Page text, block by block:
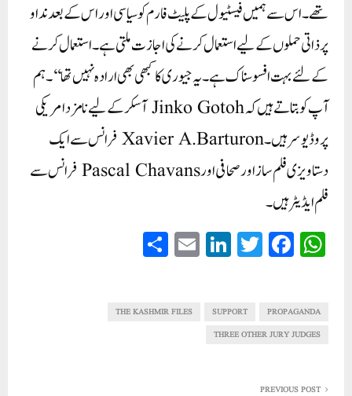
تھے۔ اس سے ہمیں فیسٹیول کے پلیٹ فارم کو سیاسی اور اس کے بعد نداو
پر ذاتی حملوں کے لیے استعمال کرنے کی اجازت ملتی ہے۔ استعمال کرنے
کے لئے بہت افسوسناک ہے۔ یہ جیوری کا کبھی بھی ارادہ نہیں تھا‘‘۔ہم
آپ کو بتاتے ہیں کہ Jinko Gotoh آسکر کے لیے نامزد امریکی
پروڈیوسر ہیں۔ Xavier A.Barturon فرانس سے ایک
دستاویزی فلم ساز اور صحافی اور Pascal Chavans فرانس سے
فلم ایڈیٹر ہیں۔
W
ha
A
pp
Fa
ce
ok
T
wi
r
Li
nk
In
E
m
PROPAGANDA
SUPPORT
THE KASHMIR FILES
THREE OTHER JURY JUDGES
PREVIOUS POST